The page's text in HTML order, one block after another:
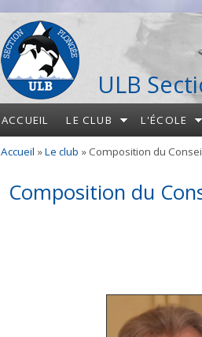
ULB
ACCUEIL LE CLUB L'ÉCOLE
Accueil »Le club » Composition du
Composition du